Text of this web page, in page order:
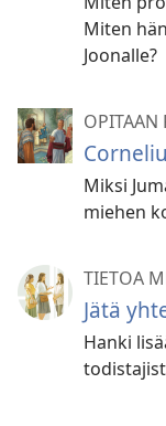
Miten
Joonalle?
OPITAAN
Miksi
miehen
TIETOA
Jätä
Hanki